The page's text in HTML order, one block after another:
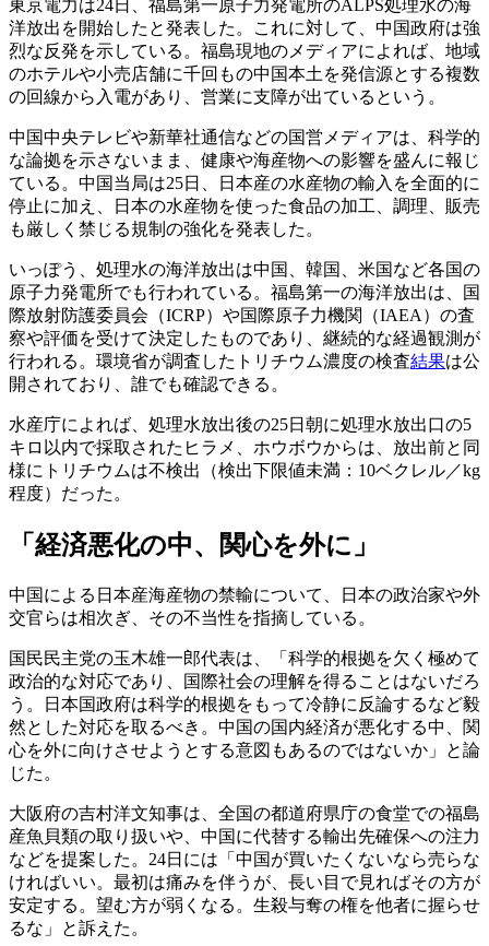
東京電力は24日、福島第一原子力発電所のALPS処理水の海
洋放出を開始したと発表した。これに対して、中国政府は強
烈な反発を示している。福島現地のメディアによれば、地域
のホテルや小売店舗に千回もの中国本土を発信源とする複数
の回線から入電があり、営業に支障が出ているという。
中国中央テレビや新華社通信などの国営メディアは、科学的
な論拠を示さないまま、健康や海産物への影響を盛んに報じ
ている。中国当局は25日、日本産の水産物の輸入を全面的に
停止に加え、日本の水産物を使った食品の加工、調理、販売
も厳しく禁じる規制の強化を発表した。
いっぽう、処理水の海洋放出は中国、韓国、米国など各国の
原子力発電所でも行われている。福島第一の海洋放出は、国
際放射防護委員会（ICRP）や国際原子力機関（IAEA）の査
察や評価を受けて決定したものであり、継続的な経過観測が
行われる。環境省が調査したトリチウム濃度の検査結果は公
開されており、誰でも確認できる。
水産庁によれば、処理水放出後の25日朝に処理水放出口の5
キロ以内で採取されたヒラメ、ホウボウからは、放出前と同
様にトリチウムは不検出（検出下限値未満：10ベクレル／kg
程度）だった。
「経済悪化の中、関心を外に」
中国による日本産海産物の禁輸について、日本の政治家や外
交官らは相次ぎ、その不当性を指摘している。
国民民主党の玉木雄一郎代表は、「科学的根拠を欠く極めて
政治的な対応であり、国際社会の理解を得ることはないだろ
う。日本国政府は科学的根拠をもって冷静に反論するなど毅
然とした対応を取るべき。中国の国内経済が悪化する中、関
心を外に向けさせようとする意図もあるのではないか」と論
じた。
大阪府の吉村洋文知事は、全国の都道府県庁の食堂での福島
産魚貝類の取り扱いや、中国に代替する輸出先確保への注力
などを提案した。24日には「中国が買いたくないなら売らな
ければいい。最初は痛みを伴うが、長い目で見ればその方が
安定する。望む方が弱くなる。生殺与奪の権を他者に握らせ
るな」と訴えた。